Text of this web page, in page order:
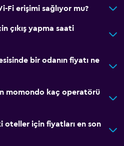
Fi erişimi sağlıyor mu?
çıkış yapma saati
bir odanın fiyatı ne
momondo kaç operatörü
oteller için fiyatları en son